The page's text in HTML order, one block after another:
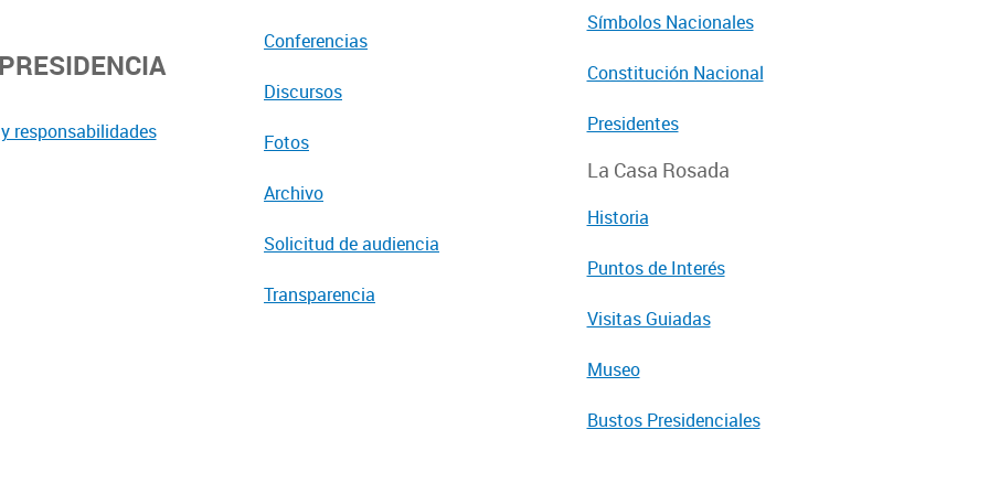
responsabilidades
Conferencias
Discursos
Fotos
Archivo
Solicitud de audiencia
Transparencia
Símbolos Nacionales
Constitución Nacional
Presidentes
La Casa Rosada
Historia
Puntos de Interés
Visitas Guiadas
Museo
Bustos Presidenciales